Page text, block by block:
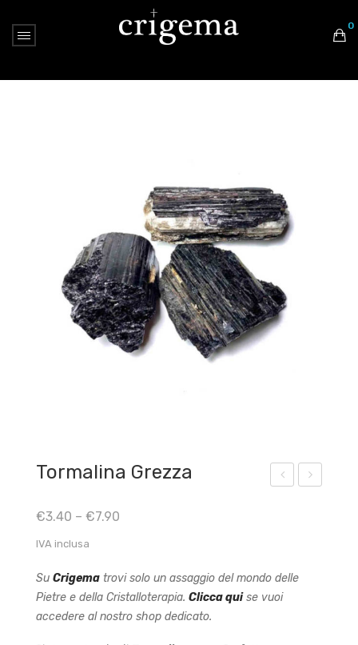
0
Nessun prodotto nel carrello.
Pari
Tormalina Grezza
€3.40 – €7.90
IVA inclusa
Su Crigema trovi solo un assaggio del mondo delle
Pietre e della Cristalloterapia. Clicca quise vuoi
accedere al nostro shop dedicato.